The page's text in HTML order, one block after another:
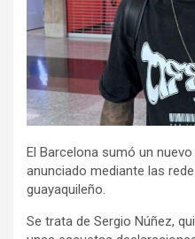
El Barcelona sumó un
anunciado mediante las
guayaquileño.
Se trata de Sergio Núñez,